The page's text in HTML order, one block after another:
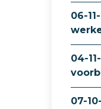
06-
04-
07-